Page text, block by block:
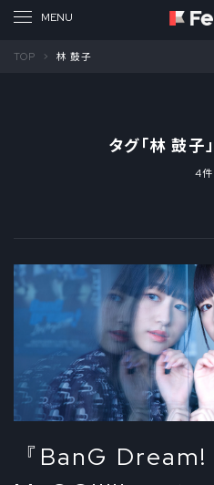
TOP 林 鼓子
タグ「林 鼓子
4件
『BanG Dream!